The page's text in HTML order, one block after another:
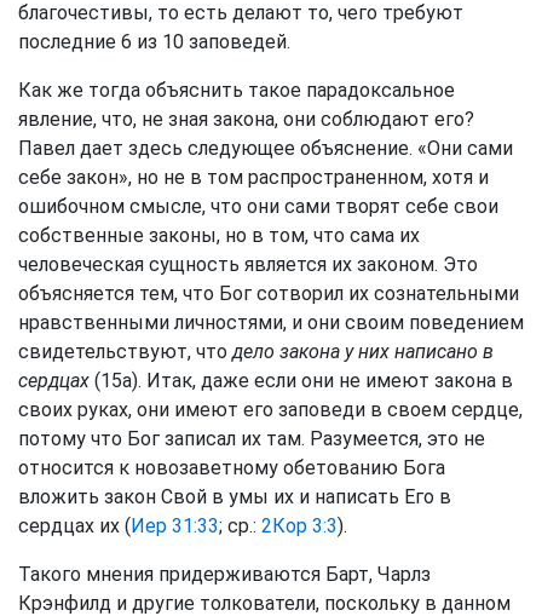
благочестивы, то есть делают то, чего требуют
последние 6 из 10 заповедей.
Как же тогда объяснить такое парадоксальное
явление, что, не зная закона, они соблюдают его?
Павел дает здесь следующее объяснение. «Они сами
себе закон», но не в том распространенном, хотя и
ошибочном смысле, что они сами творят себе свои
собственные законы, но в том, что сама их
человеческая сущность является их законом. Это
объясняется тем, что Бог сотворил их сознательными
нравственными личностями, и они своим поведением
свидетельствуют, чтодело закона у них написано в
сердцах (15а). Итак, даже если они не имеют закона в
своих руках, они имеют его заповеди в своем сердце,
потому что Бог записал их там. Разумеется, это не
относится к новозаветному обетованию Бога
вложить закон Свой в умы их и написать Его в
сердцах их (Иер 31:33; ср.: 2Кор 3:3).
Такого мнения придерживаются Барт, Чарлз
Крэнфилд и другие толкователи, поскольку в данном